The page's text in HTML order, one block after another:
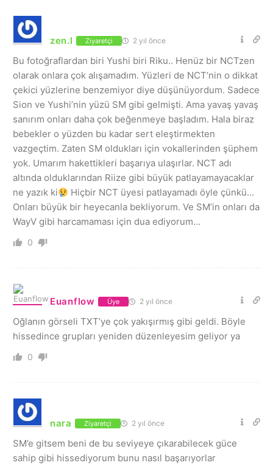
zen.l Ziyaretçi 2 yıl önce
Bu fotoğraflardan biri Yushi biri Riku.. Henüz bir NCTzen
olarak onlara çok alışamadım. Yüzleri de NCT’nin o dikkat
çekici yüzlerine benzemiyor diye düşünüyordum. Sadece
Sion ve Yushi’nin yüzü SM gibi gelmişti. Ama yavaş yavaş
sanırım onları daha çok beğenmeye başladım. Hala biraz
bebekler o yüzden bu kadar sert eleştirmekten
vazgeçtim. Zaten SM oldukları için vokallerinden şüphem
yok. Umarım hakettikleri başarıya ulaşırlar. NCT adı
altında olduklarından Riize gibi büyük patlayamayacaklar
ne yazık ki
Hiçbir NCT üyesi patlayamadı öyle çünkü…
Onları büyük bir heyecanla bekliyorum. Ve SM’in onları da
WayV gibi harcamaması için dua ediyorum…
0
Euanflow Üye 2 yıl önce
Oğlanın görseli TXT’ye çok yakışırmış gibi geldi. Böyle
hissedince grupları yeniden düzenleyesim geliyor ya
0
nara Ziyaretçi 2 yıl önce
SM’e gitsem beni de bu seviyeye çıkarabilecek güce
sahip gibi hissediyorum bunu nasıl başarıyorlar